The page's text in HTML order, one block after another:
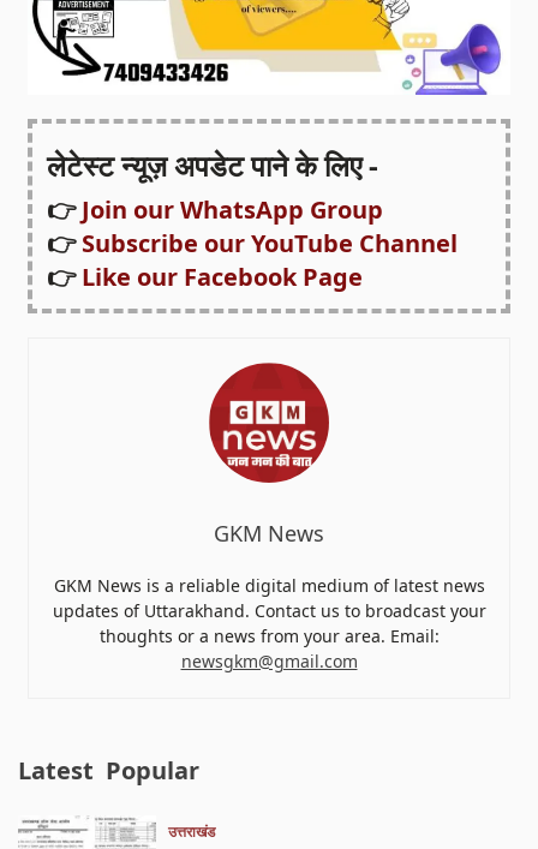
लेटेस्ट न्यूज़ अपडेट पाने के लिए -
👉Join our WhatsApp Group
👉Subscribe our YouTube Channel
👉Like our Facebook Page
GKM News
GKM News is a reliable digital medium of latest news
updates of Uttarakhand. Contact us to broadcast your
thoughts or a news from your area. Email:
newsgkm@gmail.com
Latest Popular
उत्तराखंड